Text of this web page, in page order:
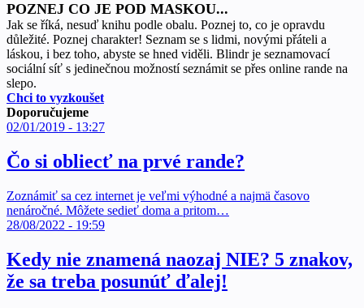
POZNEJ CO JE POD MASKOU...
Jak se říká, nesuď knihu podle obalu. Poznej to, co je opravdu
důležité. Poznej charakter! Seznam se s lidmi, novými přáteli a
láskou, i bez toho, abyste se hned viděli. Blindr je seznamovací
sociální síť s jedinečnou možností seznámit se přes online rande na
slepo.
Chci to vyzkoušet
Doporučujeme
02/01/2019 - 13:27
Čo si obliecť na prvé rande?
Zoznámiť sa cez internet je veľmi výhodné a najmä časovo
nenáročné. Môžete sedieť doma a pritom…
28/08/2022 - 19:59
Kedy nie znamená naozaj NIE? 5 znakov,
že sa treba posunúť ďalej!